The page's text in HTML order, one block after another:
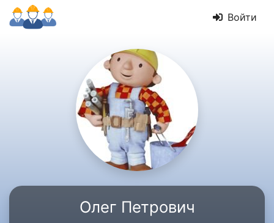
Войти
Олег Петрович